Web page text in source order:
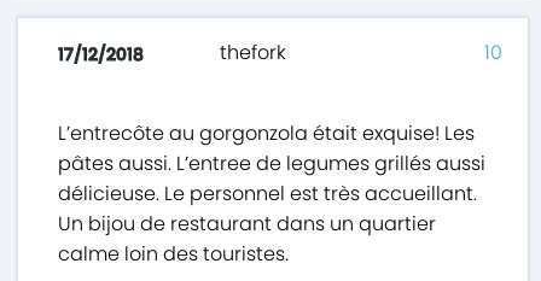
17/12/2018 thefork
L’entrecôte au gorgonzola était exquise! Les
pâtes aussi. L’entree de legumes grillés aussi
délicieuse. Le personnel est très accueillant.
Un bijou de restaurant dans un quartier
calme loin des touristes.
10